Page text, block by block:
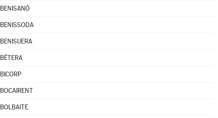
BENISANÓ
BENISSODA
BENISUERA
BÉTERA
BICORP
BOCAIRENT
BOLBAITE